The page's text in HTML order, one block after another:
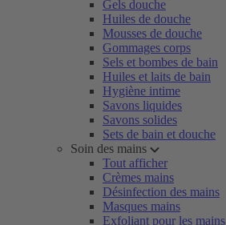
Gels douche
Huiles de douche
Mousses de douche
Gommages corps
Sels et bombes de bain
Huiles et laits de bain
Hygiène intime
Savons liquides
Savons solides
Sets de bain et douche
Soin des mains
Tout afficher
Crèmes mains
Désinfection des mains
Masques mains
Exfoliant pour les mains